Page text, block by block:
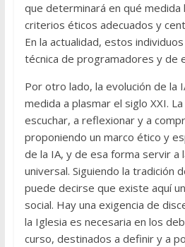
que determinará en qué medida
criterios éticos adecuados y
En la actualidad, estos
técnica de programadores y de
Por otro lado, la evolución de la
medida a plasmar el siglo XXI.
escuchar, a reflexionar y a
proponiendo un marco ético y
de la IA, y de esa forma servir a
universal. Siguiendo la tradición
puede decirse que existe aquí
social. Hay una exigencia de
la Iglesia es necesaria en los
curso, destinados a definir y a